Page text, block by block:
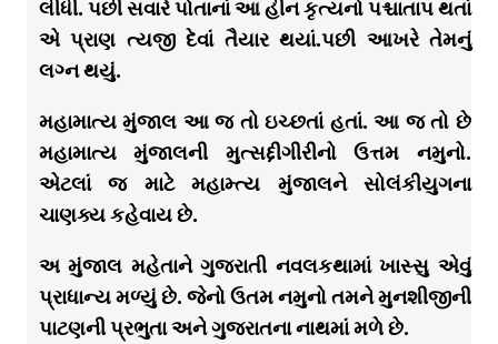
લીધી. પછી સવારે પોતાનાં આ હીન કૃત્યનો પશ્ચાતાપ થતાં
એ પ્રાણ ત્યજી દેવાં તૈયાર થયાં.પછી આખરે તેમનું
લગ્ન થયું.
મહામાત્ય મુંજાલ આ જ તો ઇચ્છતાં હતાં. આ જ તો છે
મહામાત્ય મુંજાલની મુત્સદ્દીગીરીનો ઉત્તમ નમુનો.
એટલાં જ માટે મહામ્ત્ય મુંજાલને સોલંકીયુગના
ચાણક્ય કહેવાય છે.
અ મુંજાલ મહેતાને ગુજરાતી નવલકથામાં ખાસ્સુ એવું
પ્રાધાન્ય મળ્યું છે. જેનો ઉતમ નમુનો તમને મુનશીજીની
પાટણની પ્રભુતા અને ગુજરાતના નાથમાં મળે છે.